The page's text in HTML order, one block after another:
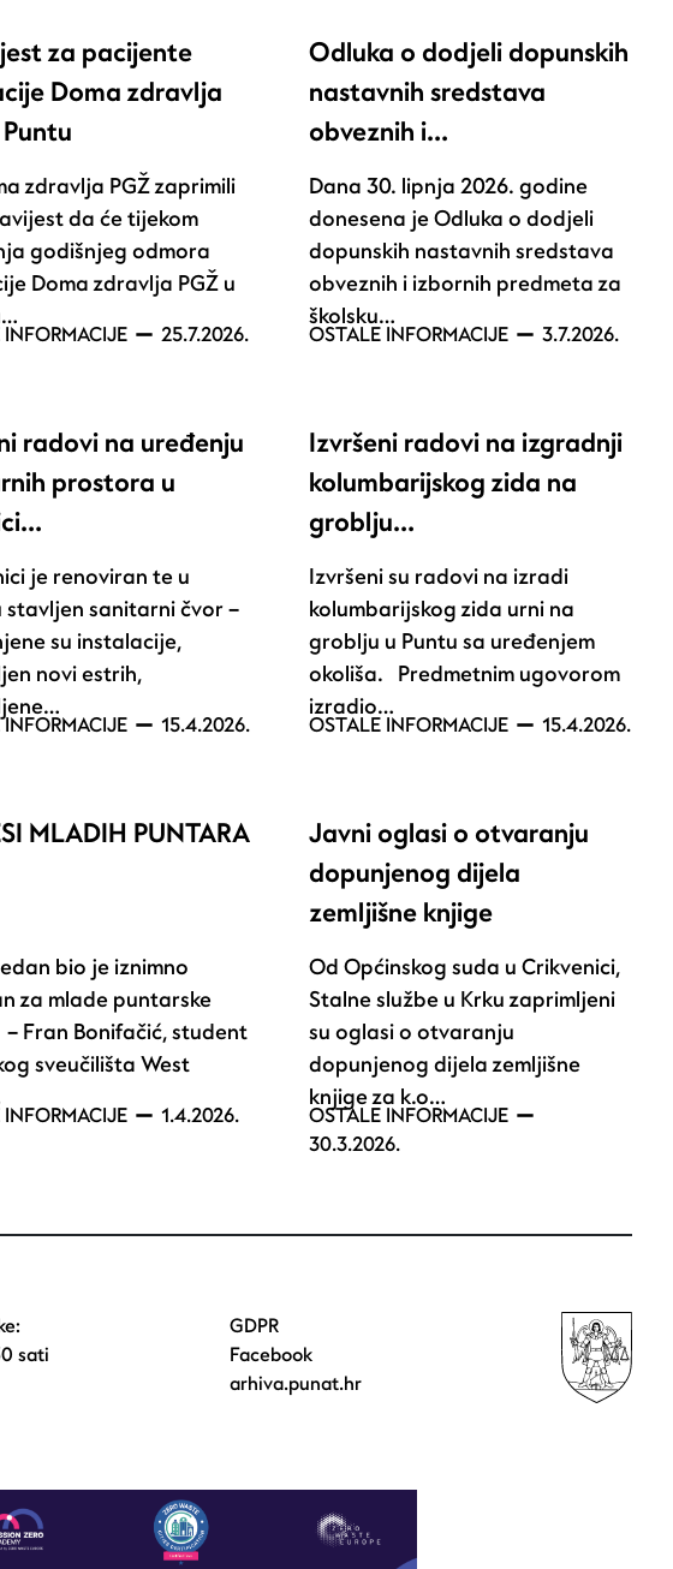
za pacijente
Doma zdravlja
zdravlja PGŽ zaprimili
da će tijekom
godišnjeg odmora
Doma zdravlja PGŽ u
25.7.2026.
Odluka o dodjeli dopunskih
nastavnih sredstava
obveznih i…
Dana 30. lipnja 2026. godine
donesena je Odluka o dodjeli
dopunskih nastavnih sredstava
obveznih i izbornih predmeta za
školsku…
OSTALE INFORMACIJE 3.7.2026.
radovi na uređenju
prostora u
je renoviran te u
stavljen sanitarni čvor –
su instalacije,
novi estrih,
15.4.2026.
Izvršeni radovi na izgradnji
kolumbarijskog zida na
groblju…
Izvršeni su radovi na izradi
kolumbarijskog zida urni na
groblju u Puntu sa uređenjem
okoliša. Predmetnim ugovorom
izradio…
OSTALE INFORMACIJE 15.4.2026.
MLADIH PUNTARA
bio je iznimno
za mlade puntarske
Fran Bonifačić, student
sveučilišta West
1.4.2026.
Javni oglasi o otvaranju
dopunjenog dijela
zemljišne knjige
Od Općinskog suda u Crikvenici,
Stalne službe u Krku zaprimljeni
su oglasi o otvaranju
dopunjenog dijela zemljišne
knjige za k.o…
OSTALE INFORMACIJE
30.3.2026.
sati
GDPR
Facebook
arhiva.punat.hr